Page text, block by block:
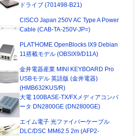
ドライブ (701498-B21)
CISCO Japan 250V AC Type A Power
Cable (CAB-TA-250V-JP=)
PLAT'HOME OpenBlocks IX9 Debian
11搭載モデル (OBSIX9/D11A)
金井電器産業 MINI KEYBOARD Pro
USBモデル 英語版 (金井電器)
(HMB632KUS/R)
大電 100BASE-TX/FXメディアコンバ
ータ DN2800GE (DN2800GE)
エイム電子 光ファイバーケーブル
DLC/DSC MM62.5 2m (AFP2-